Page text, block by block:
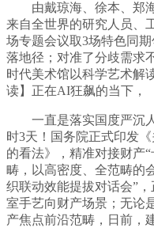
由戴琼海、徐本、郑海
来自全世界的研究人员、
场专题会议取3场特色同
落地径；对准了分歧需求
时代美术馆以科学艺术解
读】正在AI狂飙的当下，
一直是落实国度严沉人
时3天！国务院正式印发
的看法》，精准对接财产
畴，以高密度、全范畴的
织联动效能提拔对话会”
室手艺向财产场景；无论
产焦点前沿范畴，日前，